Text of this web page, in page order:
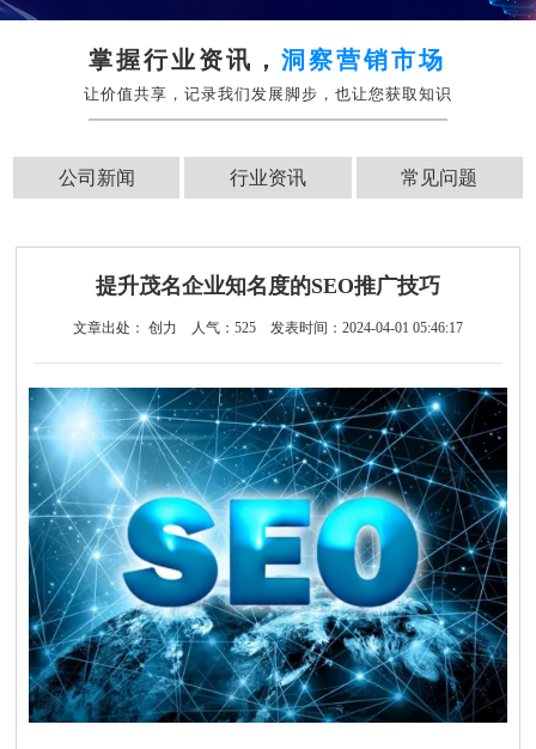
掌握行业资讯，洞察营销市场
让价值共享，记录我们发展脚步，也让您获取知识
公司新闻 行业资讯 常见问题
提升茂名企业知名度的SEO推广技巧
文章出处： 创力 人气： 525 发表时间：2024-04-01 05:46:17